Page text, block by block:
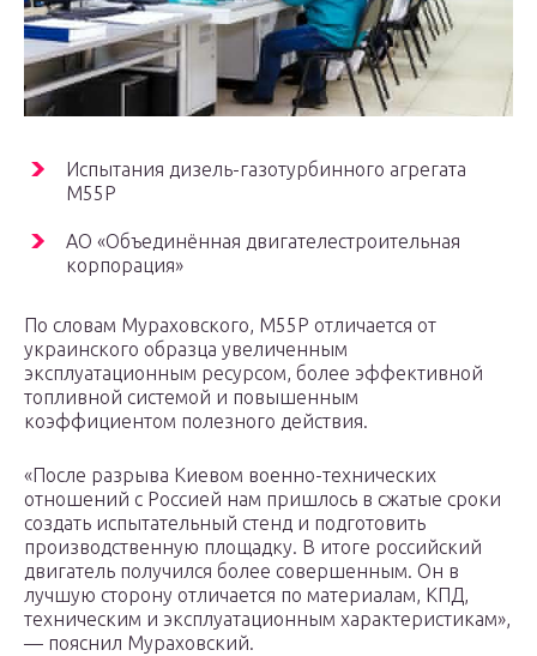
Испытания дизель-газотурбинного агрегата
М55Р
АО «Объединённая двигателестроительная
корпорация»
По словам Мураховского, М55Р отличается от
украинского образца увеличенным
эксплуатационным ресурсом, более эффективной
топливной системой и повышенным
коэффициентом полезного действия.
«После разрыва Киевом военно-технических
отношений с Россией нам пришлось в сжатые сроки
создать испытательный стенд и подготовить
производственную площадку. В итоге российский
двигатель получился более совершенным. Он в
лучшую сторону отличается по материалам, КПД,
техническим и эксплуатационным характеристикам»,
— пояснил Мураховский.